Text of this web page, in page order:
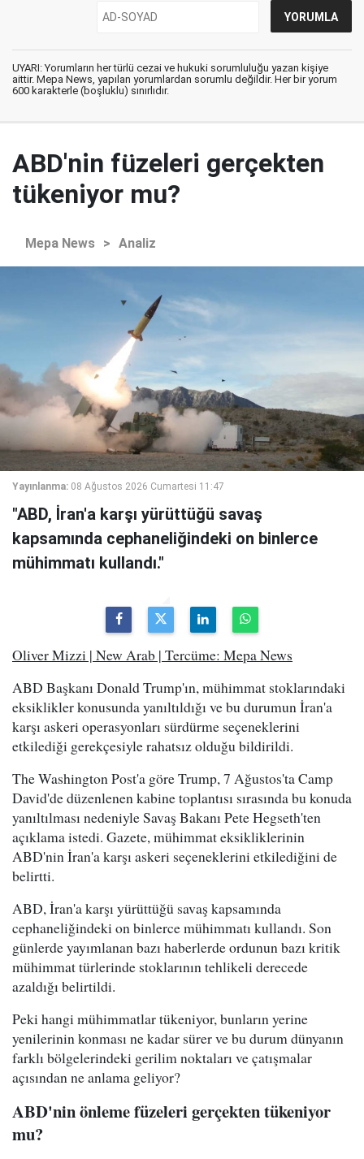
UYARI: Yorumların her türlü cezai ve hukuki sorumluluğu yazan kişiye
aittir. Mepa News, yapılan yorumlardan sorumlu değildir. Her bir yorum
600 karakterle (boşluklu) sınırlıdır.
ABD'nin füzeleri gerçekten
tükeniyor mu?
Mepa News > Analiz
Yayınlanma: 08 Ağustos 2026 Cumartesi 11:47
"ABD, İran'a karşı yürüttüğü savaş
kapsamında cephaneliğindeki on binlerce
mühimmatı kullandı."
Oliver Mizzi | New Arab | Tercüme: Mepa News
ABD Başkanı Donald Trump'ın, mühimmat stoklarındaki
eksiklikler konusunda yanıltıldığı ve bu durumun İran'a
karşı askeri operasyonları sürdürme seçeneklerini
etkilediği gerekçesiyle rahatsız olduğu bildirildi.
The Washington Post'a göre Trump, 7 Ağustos'ta Camp
David'de düzenlenen kabine toplantısı sırasında bu konuda
yanıltılması nedeniyle Savaş Bakanı Pete Hegseth'ten
açıklama istedi. Gazete, mühimmat eksikliklerinin
ABD'nin İran'a karşı askeri seçeneklerini etkilediğini de
belirtti.
ABD, İran'a karşı yürüttüğü savaş kapsamında
cephaneliğindeki on binlerce mühimmatı kullandı. Son
günlerde yayımlanan bazı haberlerde ordunun bazı kritik
mühimmat türlerinde stoklarının tehlikeli derecede
azaldığı belirtildi.
Peki hangi mühimmatlar tükeniyor, bunların yerine
yenilerinin konması ne kadar sürer ve bu durum dünyanın
farklı bölgelerindeki gerilim noktaları ve çatışmalar
açısından ne anlama geliyor?
ABD'nin önleme füzeleri gerçekten tükeniyor
mu?